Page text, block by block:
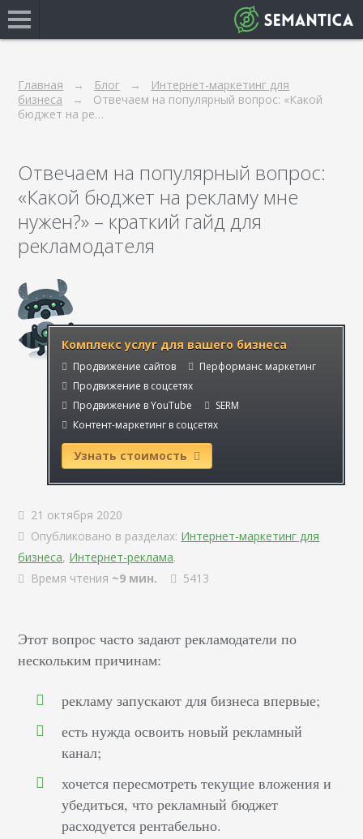
Главная Блог
Интернет-маркетинг для
бизнеса
Отвечаем на популярный вопрос: «Какой
бюджет на ре…
Отвечаем на популярный вопрос:
«Какой бюджет на рекламу мне
нужен?» – краткий гайд для
рекламодателя
Комплекс услуг для вашего бизнеса
Продвижение сайтов
Перформанс маркетинг
Продвижение в соцсетях
Продвижение в YouTube
SERM
Контент-маркетинг в соцсетях
Узнать стоимость
21 октября 2020
Опубликовано в разделах: Интернет-маркетинг для
бизнеса, Интернет-реклама.
Время чтения ~9 мин. 5413
Этот вопрос часто задают рекламодатели по
нескольким причинам:
рекламу запускают для бизнеса впервые;
есть нужда освоить новый рекламный
канал;
хочется пересмотреть текущие вложения и
убедиться, что рекламный бюджет
расходуется рентабельно.